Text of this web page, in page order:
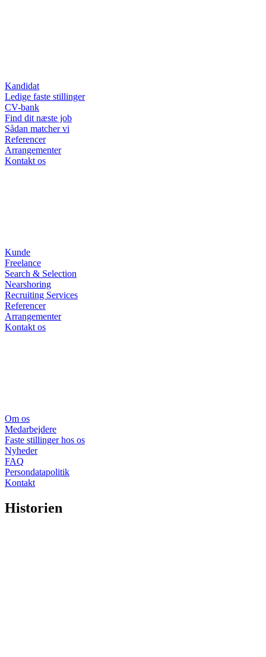
Kandidat
Ledige faste stillinger
CV-bank
Find dit næste job
Sådan matcher vi
Referencer
Arrangementer
Kontakt os
Kunde
Freelance
Search & Selection
Nearshoring
Recruiting Services
Referencer
Arrangementer
Kontakt os
Om os
Medarbejdere
Faste stillinger hos os
Nyheder
FAQ
Persondatapolitik
Kontakt
Historien